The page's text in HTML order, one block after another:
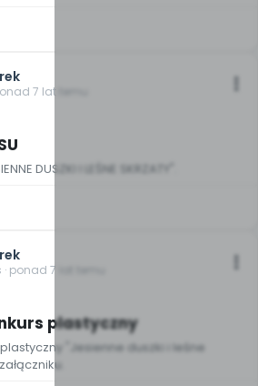
7 lat temu
DUSZKI I LEŚNE SKRZATY".
ponad 7 lat temu
plastyczny
"Jesienne duszki i leśne